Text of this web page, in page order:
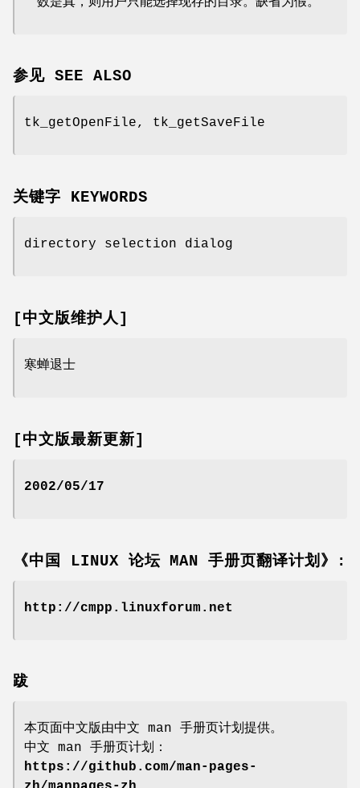
参见 SEE ALSO
tk_getOpenFile, tk_getSaveFile
关键字 KEYWORDS
directory selection dialog
[中文版维护人]
寒蝉退士
[中文版最新更新]
2002/05/17
《中国 LINUX 论坛 MAN 手册页翻译计划》:
http://cmpp.linuxforum.net
跋
本页面中文版由中文 man 手册页计划提供。
中文 man 手册页计划：
https://github.com/man-pages-